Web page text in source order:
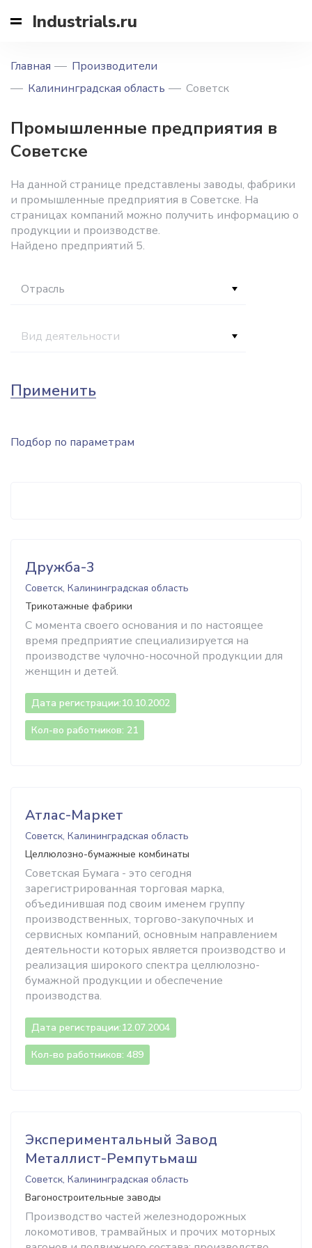
Industrials.ru
Главная
Производители
Калининградская область
Советск
Промышленные предприятия в
Советске
На данной странице представлены заводы, фабрики
и промышленные предприятия в Советске. На
страницах компаний можно получить информацию о
продукции и производстве.
Найдено предприятий 5.
Отрасль
Вид деятельности
Применить
Дружба-3
Советск, Калининградская область
Трикотажные фабрики
С момента своего основания и по настоящее
время предприятие специализируется на
производстве чулочно-носочной продукции для
женщин и детей.
Дата регистрации:10.10.2002
Кол-во работников: 21
Атлас-Маркет
Советск, Калининградская область
Целлюлозно-бумажные комбинаты
Советская Бумага - это сегодня
зарегистрированная торговая марка,
объединившая под своим именем группу
производственных, торгово-закупочных и
сервисных компаний, основным направлением
деятельности которых является производство и
реализация широкого спектра целлюлозно-
бумажной продукции и обеспечение
производства.
Дата регистрации:12.07.2004
Кол-во работников: 489
Экспериментальный Завод
Металлист-Ремпутьмаш
Советск, Калининградская область
Вагоностроительные заводы
Производство частей железнодорожных
локомотивов, трамвайных и прочих моторных
Подбор по параметрам